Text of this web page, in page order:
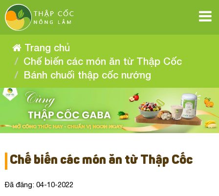
Bánh
chuối
thập
cốc
nướng
Bánh
chuối
thập
cốc
nướng
Bánh
chuối
thập
cốc
nướng
Bánh
chuối
thập
cốc
nướng
Bánh
chuối
thập
cốc
nướng
Bánh
chuối
thập
cốc
nướng
Trang chủ
Chế biến các món ăn từ Thập Cốc
Bánh chuối thập cốc nướng
Chế biến các món ăn từ Thập Cốc
Đã đăng: 04-10-2022